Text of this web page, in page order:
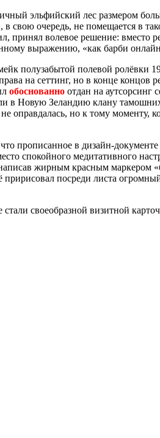
эльфийский лес размером
свою очередь, не помещается в
волевое решение: вместо
выражению, «как барби
полузабытой полевой ролёвки
на сеттинг, но в конце концов
обоснованно отдан на
Новую Зеландию клану
оправдалась, но к тому моменту,
прописанное в дизайн-
спокойного медитативного
жирным красным маркером
посреди листа
своеобразной визитной